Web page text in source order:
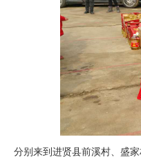
来到进贤县前溪村、盛家